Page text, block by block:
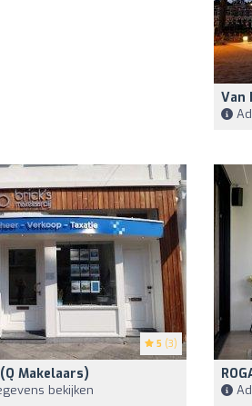
Van
5 (3)
Makelaars)
bekijken